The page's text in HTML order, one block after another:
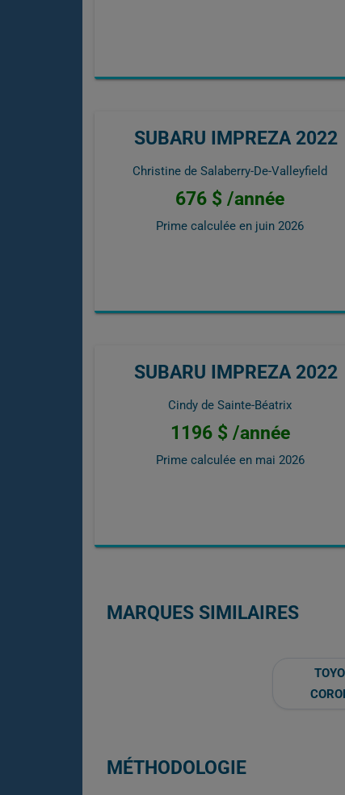
SUBARU IMPREZA 2022
Christine de Salaberry-De-Valleyfield
676 $ /année
Prime calculée en juin 2026
SUBARU IMPREZA 2022
Cindy de Sainte-Béatrix
1196 $ /année
Prime calculée en mai 2026
MARQUES SIMILAIRES
MÉTHODOLOGIE